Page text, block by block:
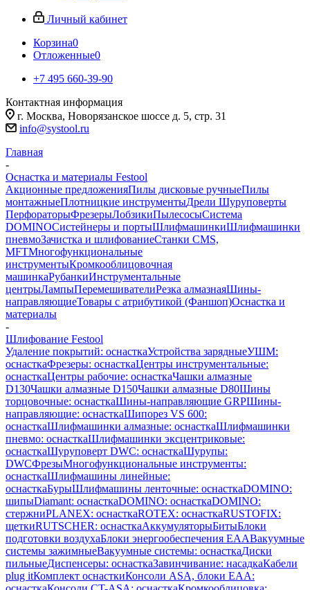
Личный кабинет
Корзина0
Отложенные0
+7 495 660-39-90
Контактная информация
г. Москва, Новорязанское шоссе д. 5, стр. 31
info@systool.ru
Главная
-
Оснастка и материалы Festool
Акционные предложенияПилы дисковые ручныеПилы
монтажныеПлотницкие инструментыДрели Шуруповерты
ПерфораторыФрезерыЛобзикиПылесосыСистема
DOMINOСистейнеры и портыШлифмашинкиШлифмашинки
пневмоЗачистка и шлифованиеСтанки CMS,
MFTМногофункциональные
инструментыКромкооблицовочная
машинкаРубанкиИнструментальные
центрыЛампыПеремешивателиРезка алмазнаяШины-
направляющиеТовары с атрибутикой (Фаншоп)Оснастка и
материалы
-
Шлифование Festool
Удаление покрытий: оснасткаУстройства зарядныеУШМ:
оснасткаФрезеры: оснасткаЦентры инструментальные:
оснасткаЦентры рабочие: оснасткаЧашки алмазные
D130Чашки алмазные D150Чашки алмазные D80Шины
торцовочные: оснасткаШины-направляющие GRPШины-
направляющие: оснасткаШипорез VS 600:
оснасткаШлифмашинки алмазные: оснасткаШлифмашинки
пневмо: оснасткаШлифмашинки эксцентриковые:
оснасткаШуруповерт DWC: оснасткаШурупы:
DWCФрезыМногофункциональные инструменты:
оснасткаШлифмашины линейные:
оснасткаБурыШлифмашины ленточные: оснасткаDOMINO:
шипыDiamant: оснасткаDOMINO: оснасткаDOMINO:
стержниPLANEX: оснасткаROTEX: оснасткаRUSTOFIX:
щеткиRUTSCHER: оснасткаАккумуляторыБитыБлоки
подготовки воздухаБлоки энергообеспечения EAAВакуумные
системы зажимныеВакуумные системы: оснасткаДиски
пильныеДиспенсеры: оснасткаЗавинчивание: насадкаКабели
plug itКомплект оснасткиКонсоли ASA, блоки EAA: